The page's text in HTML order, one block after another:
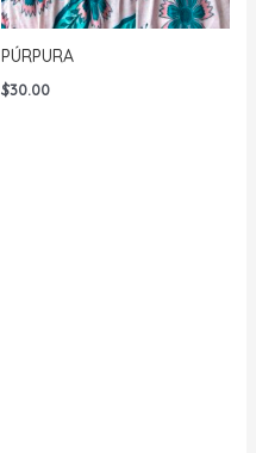
PÚRPURA
$30.00